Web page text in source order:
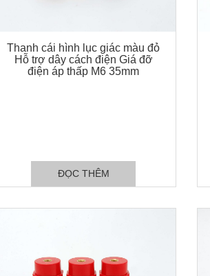
Thanh cái hình lục giác màu đỏ
Hỗ trợ dây cách điện Giá đỡ
điện áp thấp M6 35mm
ĐỌC THÊM